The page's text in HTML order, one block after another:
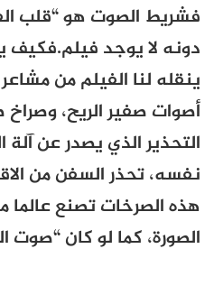
فشريط الصوت هو “قلب
دونه لا يوجد فيلم.فكيف
ينقله لنا الفيلم من
أصوات صفير الريح،
التحذير الذي يصدر عن آلة
نفسه، تحذر السفن من
هذه الصرخات تصنع عالما
الصورة، كما لو كان “صوت